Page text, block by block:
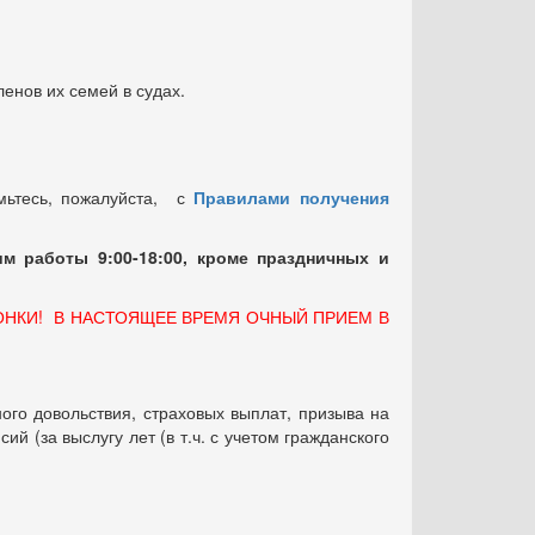
их семей в судах.
пожалуйста, с Правилами получения
работы 9:00-18:00, кроме праздничных и
В НАСТОЯЩЕЕ ВРЕМЯ ОЧНЫЙ ПРИЕМ В
довольствия, страховых выплат, призыва на
(за выслугу лет (в т.ч. с учетом гражданского